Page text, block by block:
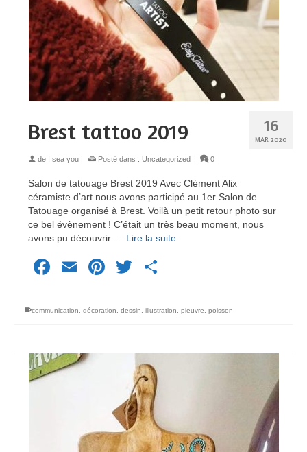
16
MAR 2020
Brest tattoo 2019
de I sea you | Posté dans : Uncategorized | 0
Salon de tatouage Brest 2019 Avec Clément Alix
céramiste d’art nous avons participé au 1er Salon de
Tatouage organisé à Brest. Voilà un petit retour photo sur
ce bel évènement ! C’était un très beau moment, nous
avons pu découvrir … Lire la suite
Facebook
EmailPinterest
Twitter
communication décoration dessin illustration pieuvre poisson